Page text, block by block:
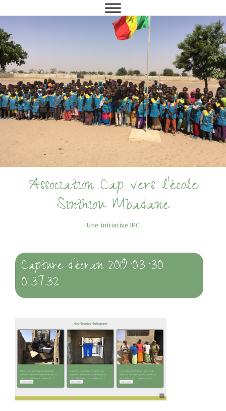
Association Cap vers l'école
Sinthiou Mbadane
Une initiative IPC
Capture d’écran 2019-03-30
01.37.32